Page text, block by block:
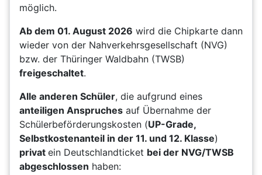
möglich.
Ab dem 01. August 2026 wird die Chipkarte dann
wieder von der Nahverkehrsgesellschaft (NVG)
bzw. der Thüringer Waldbahn (TWSB)
freigeschaltet.
Alle anderen Schüler, die aufgrund eines
anteiligen Anspruches auf Übernahme der
Schülerbeförderungskosten (UP-Grade,
Selbstkostenanteil in der 11. und 12. Klasse)
privat ein Deutschlandticket bei der NVG/TWSB
abgeschlossen haben: